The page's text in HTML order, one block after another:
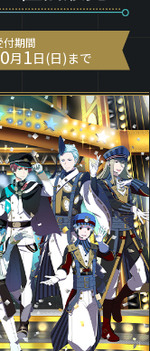
付期間
月1日(日)まで